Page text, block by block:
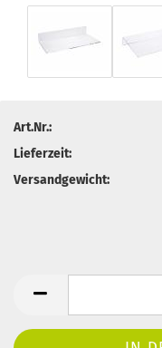
Art.Nr.:
Lieferzeit:
Versandgewicht: